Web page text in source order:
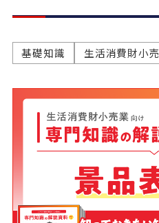
基礎知識 生活消費財小売